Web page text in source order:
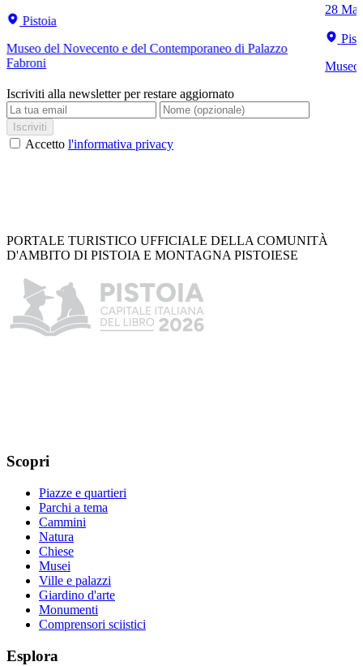
Pistoia
Museo del Novecento e del Contemporaneo di Palazzo
Fabroni
28
Museo
Iscriviti alla newsletter per restare aggiornato
Iscriviti
Accetto l'informativa privacy
PORTALE TURISTICO UFFICIALE DELLA COMUNITÀ
D'AMBITO DI PISTOIA E MONTAGNA PISTOIESE
Scopri
Piazze e quartieri
Parchi a tema
Cammini
Natura
Chiese
Musei
Ville e palazzi
Giardino d'arte
Monumenti
Comprensori sciistici
Esplora